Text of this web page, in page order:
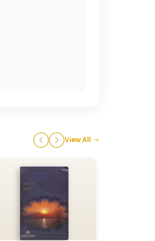
View All